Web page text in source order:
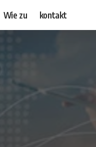
Wie zu kontakt